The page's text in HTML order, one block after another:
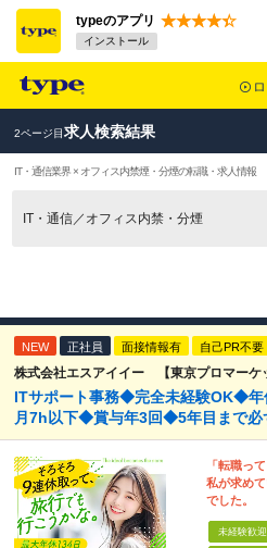
typeのアプリ
インストール
2ページ目求人検索結果
IT・通信業界 × オフィス内禁煙・分煙の転職・求人情報
IT・通信／オフィス内禁・分煙
NEW 正社員 面接情報有 自己PR不要
株式会社エスアイイー 【東京プロマーケ
ITサポート事務◆完全未経験OK◆
月7h以下◆賞与年3回◆5年目まで必
「転職っ
私が求め
でした。
未経験歓迎